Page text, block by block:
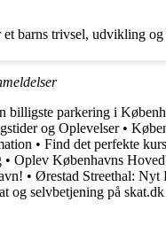
et barns trivsel, udvikling
billigste parkering i
og Oplevelser•
• Find det perfekte
• Oplev Københavns
• Ørestad Streethal:
og selvbetjening på skat.dk